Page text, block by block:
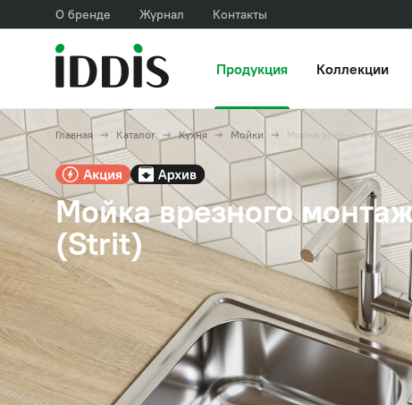
О бренде Журнал Контакты
Продукция Коллекции
Главная Каталог Кухня Мойки Мойка врезного монтажа
Мойка врезного
(Strit)